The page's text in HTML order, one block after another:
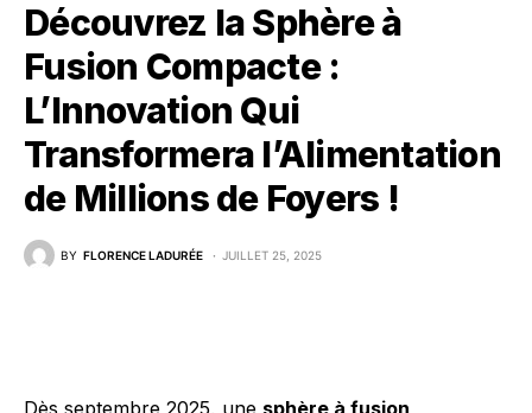
Découvrez la Sphère à
Fusion Compacte :
L’Innovation Qui
Transformera l’Alimentation
de Millions de Foyers !
BY FLORENCE LADURÉE JUILLET 25, 2025
Dès septembre 2025, une sphère à fusion